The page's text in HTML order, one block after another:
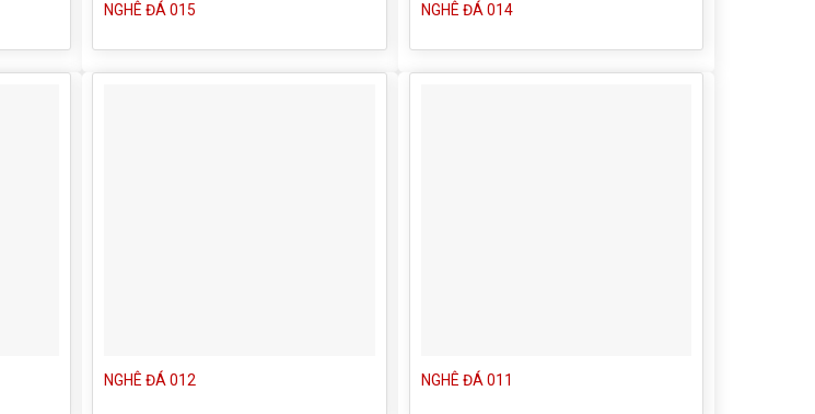
NGHÊ ĐÁ 015 NGHÊ ĐÁ 014
NGHÊ ĐÁ 012 NGHÊ ĐÁ 011